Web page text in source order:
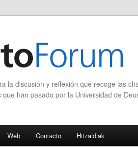
la discusión y reflexión que recoge las
han pasado por la Universidad de
Web Contacto Hitzaldiak